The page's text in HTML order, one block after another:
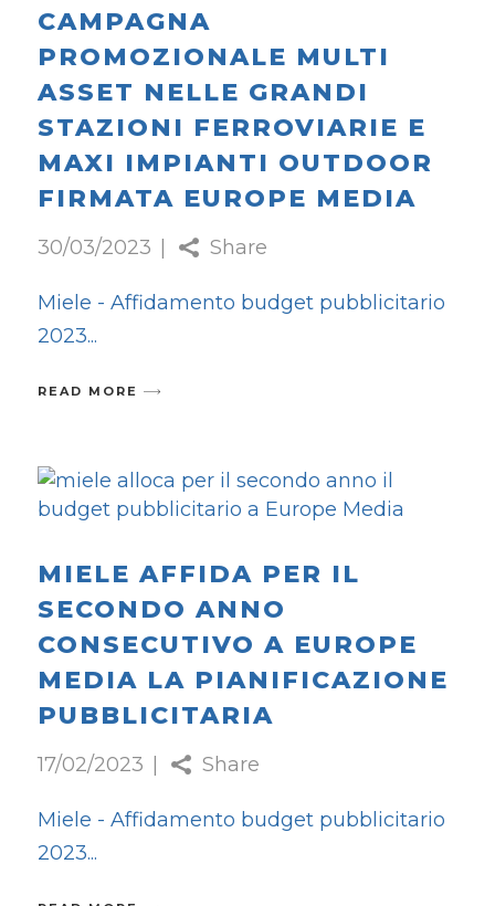
CAMPAGNA
PROMOZIONALE MULTI
ASSET NELLE GRANDI
STAZIONI FERROVIARIE E
MAXI IMPIANTI OUTDOOR
FIRMATA EUROPE MEDIA
30/03/2023 Share
Miele - Affidamento budget pubblicitario
2023
READ MORE
MIELE AFFIDA PER IL
SECONDO ANNO
CONSECUTIVO A EUROPE
MEDIA LA PIANIFICAZIONE
PUBBLICITARIA
17/02/2023 Share
Miele - Affidamento budget pubblicitario
2023